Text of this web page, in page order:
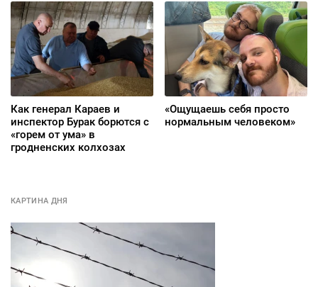
Как генерал Караев и
инспектор Бурак борются с
«горем от ума» в
гродненских колхозах
«Ощущаешь себя просто
нормальным человеком»
КАРТИНА ДНЯ